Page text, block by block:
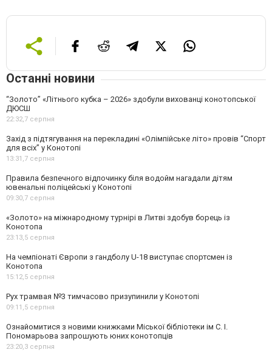
Останні новини
“Золото” «Літнього кубка – 2026» здобули вихованці конотопської
ДЮСШ
22:32,7 серпня
Захід з підтягування на перекладині «Олімпійське літо» провів “Спорт
для всіх” у Конотопі
13:31,7 серпня
Правила безпечного відпочинку біля водойм нагадали дітям
ювенальні поліцейські у Конотопі
09:30,7 серпня
«Золото» на міжнародному турнірі в Литві здобув борець із
Конотопа
23:13,5 серпня
На чемпіонаті Європи з гандболу U-18 виступає спортсмен із
Конотопа
15:12,5 серпня
Рух трамвая №3 тимчасово призупинили у Конотопі
09:11,5 серпня
Ознайомитися з новими книжками Міської бібліотеки ім С. І.
Пономарьова запрошують юних конотопців
23:20,3 серпня